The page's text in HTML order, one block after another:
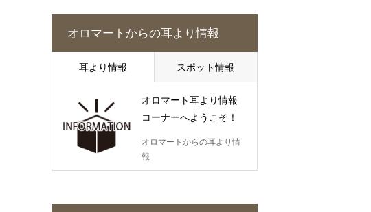
オロマートからの耳より情報
耳より情報 スポット情報
オロマート耳より情報
コーナーへようこそ！
オロマートからの耳より情
報